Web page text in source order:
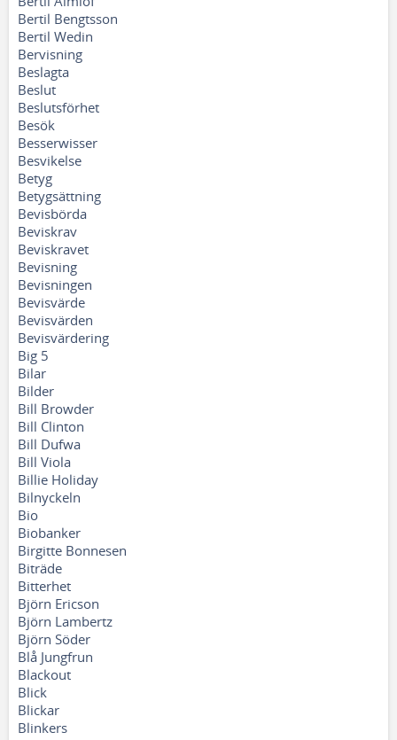
Bertil Bengtsson
Bertil Wedin
Bervisning
Beslagta
Beslut
Beslutsförhet
Besök
Besserwisser
Besvikelse
Betyg
Betygsättning
Bevisbörda
Beviskrav
Beviskravet
Bevisning
Bevisningen
Bevisvärde
Bevisvärden
Bevisvärdering
Big 5
Bilar
Bilder
Bill Browder
Bill Clinton
Bill Dufwa
Bill Viola
Billie Holiday
Bilnyckeln
Bio
Biobanker
Birgitte Bonnesen
Biträde
Bitterhet
Björn Ericson
Björn Lambertz
Björn Söder
Blå Jungfrun
Blackout
Blick
Blickar
Blinkers